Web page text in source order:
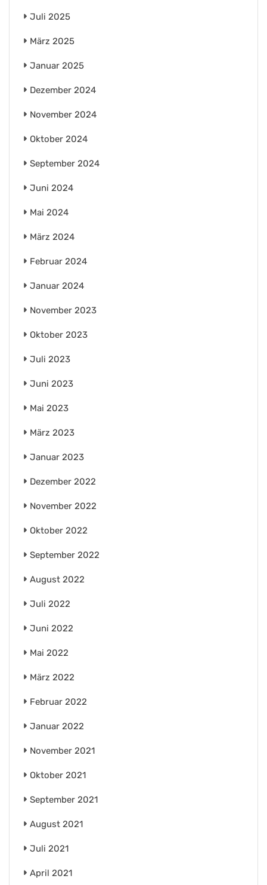
Juli 2025
März 2025
Januar 2025
Dezember 2024
November 2024
Oktober 2024
September 2024
Juni 2024
Mai 2024
März 2024
Februar 2024
Januar 2024
November 2023
Oktober 2023
Juli 2023
Juni 2023
Mai 2023
März 2023
Januar 2023
Dezember 2022
November 2022
Oktober 2022
September 2022
August 2022
Juli 2022
Juni 2022
Mai 2022
März 2022
Februar 2022
Januar 2022
November 2021
Oktober 2021
September 2021
August 2021
Juli 2021
April 2021